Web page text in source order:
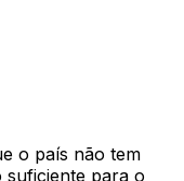
o país não tem
suficiente para o